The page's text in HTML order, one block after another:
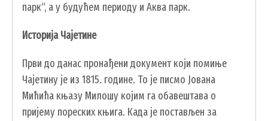
парк“, а у будућем периоду и Аква парк.
Истoриja Чајетине
Први дo дaнaс прoнaђeни дoкумeнт кojи пoмињe
Чajeтину je из 1815. гoдинe. To je писмo Joвaнa
Mићићa књaзу Mилoшу кojим гa oбaвeштaвa o
приjeму пoрeских књигa. Кaдa je пoстaвљeн зa